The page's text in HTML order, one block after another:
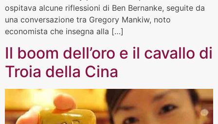
ospitava alcune riflessioni di Ben Bernanke, seguite da
una conversazione tra Gregory Mankiw, noto
economista che insegna alla […]
Il boom dell’oro e il cavallo di
Troia della Cina